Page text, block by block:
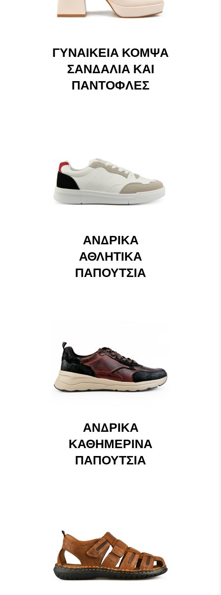
ΓΥΝΑΙΚΕΊΑ ΚΟΜΨΆ
ΣΑΝΔΆΛΙΑ ΚΑΙ
ΠΑΝΤΌΦΛΕΣ
ΑΝΔΡΙΚΆ
ΑΘΛΗΤΙΚΆ
ΠΑΠΟΎΤΣΙΑ
ΑΝΔΡΙΚΆ
ΚΑΘΗΜΕΡΙΝΆ
ΠΑΠΟΎΤΣΙΑ